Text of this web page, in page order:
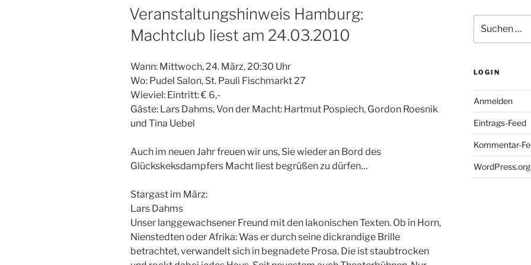
AM
Veranstaltungshinweis Hamburg:
Machtclub liest am 24.03.2010
Wann: Mittwoch, 24. März, 20:30 Uhr
Wo: Pudel Salon, St. Pauli Fischmarkt 27
Wieviel: Eintritt: € 6,-
Gäste: Lars Dahms, Von der Macht: Hartmut Pospiech, Gordon Roesnik
und Tina Uebel
Auch im neuen Jahr freuen wir uns, Sie wieder an Bord des
Glückskeksdampfers Macht liest begrüßen zu dürfen…
Stargast im März:
Lars Dahms
Unser langgewachsener Freund mit den lakonischen Texten. Ob in Horn,
Nienstedten oder Afrika: Was er durch seine dickrandige Brille
betrachtet, verwandelt sich in begnadete Prosa. Die ist staubtrocken
nach:
LOGIN
Anmelden
Eintrags-Feed
Kommentar-
WordPress.org